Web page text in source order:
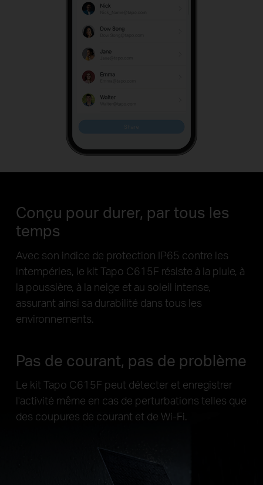
Conçu pour durer, par tous les
temps
Avec son indice de protection IP65 contre les
intempéries, le kit Tapo C615F résiste à la pluie, à
la poussière, à la neige et au soleil intense,
assurant ainsi sa durabilité dans tous les
environnements.
Pas de courant, pas de problème
Le kit Tapo C615F peut détecter et enregistrer
l'activité même en cas de perturbations telles que
des coupures de courant et de Wi-Fi.